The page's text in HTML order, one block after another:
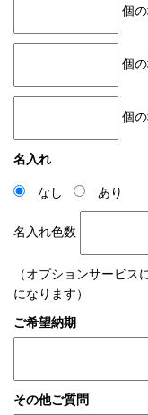
個
個
個
名入れ
なし あり
名入れ色数
（オプションサービ
になります）
ご希望納期
その他ご質問